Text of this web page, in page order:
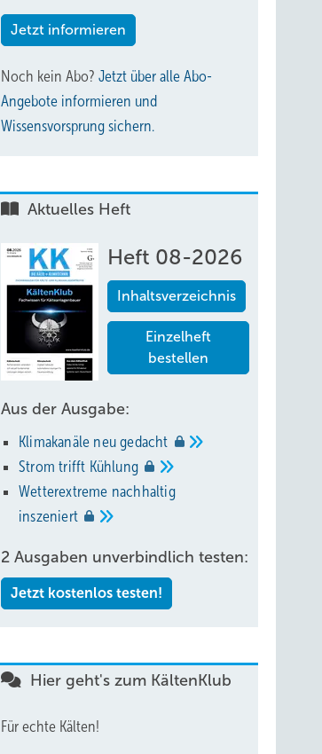
Jetzt informieren
Noch kein Abo? Jetzt über alle Abo-
Angebote informieren und
Wissensvorsprung sichern.
Aktuelles Heft
Heft 08-2026
Inhaltsverzeichnis
Einzelheft
bestellen
Aus der Ausgabe:
Klimakanäle neugedacht
Strom trifft Kühlung
Wetterextreme nachhaltig
inszeniert
2 Ausgaben unverbindlich testen:
Jetzt kostenlos testen!
Hier geht's zum KältenKlub
Für echte Kälten!